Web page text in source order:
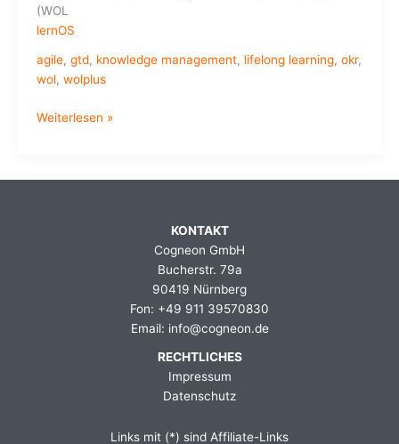
(WOL
lernOS
agile, gtd, knowledge management, lifelong learning, okr,
wol, wolplus
WOL+
Weiterlesen »
KONTAKT
Cogneon GmbH
Bucherstr. 79a
90419 Nürnberg
Fon: +49 911 39570830
Email: info@cogneon.de
RECHTLICHES
Impressum
Datenschutz
Links mit (*) sind Affiliate-Links